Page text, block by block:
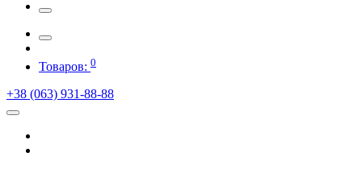
Товаров: 0
+38 (063) 931-88-88